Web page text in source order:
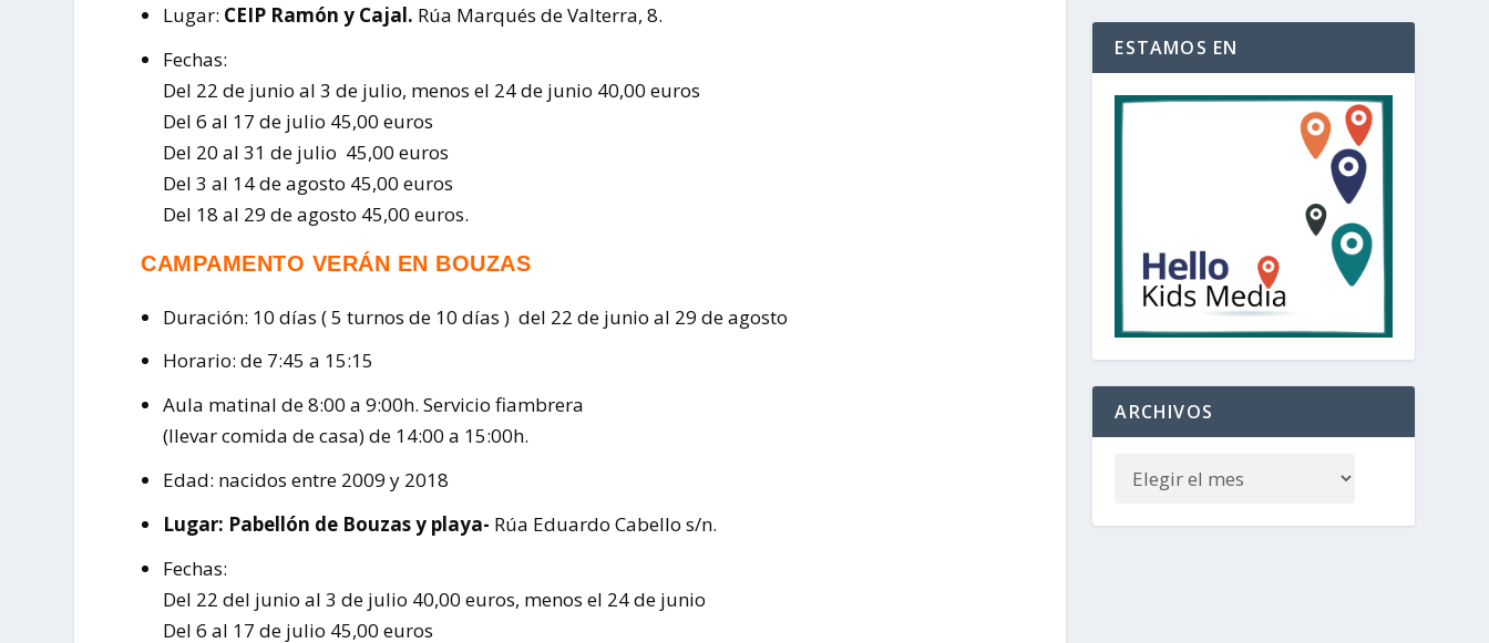
Lugar: CEIP Ramón y Cajal. Rúa Marqués de Valterra, 8.
Fechas:
Del 22 de junio al 3 de julio, menos el 24 de junio 40,00 euros
Del 6 al 17 de julio 45,00 euros
Del 20 al 31 de julio 45,00 euros
Del 3 al 14 de agosto 45,00 euros
Del 18 al 29 de agosto 45,00 euros.
CAMPAMENTO VERÁN EN BOUZAS
Duración: 10 días ( 5 turnos de 10 días ) del 22 de junio al 29 de agosto
Horario: de 7:45 a 15:15
Aula matinal de 8:00 a 9:00h. Servicio fiambrera
(llevar comida de casa) de 14:00 a 15:00h.
Edad: nacidos entre 2009 y 2018
Lugar: Pabellón de Bouzas y playa- Rúa Eduardo Cabello s/n.
Fechas:
Del 22 del junio al 3 de julio 40,00 euros, menos el 24 de junio
Del 6 al 17 de julio 45,00 euros
ESTAMOS EN
ARCHIVOS